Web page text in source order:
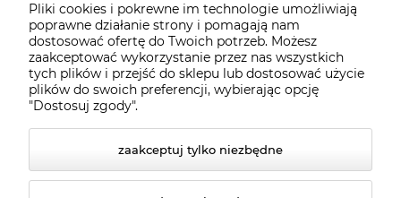
Pliki cookies i pokrewne im technologie umożliwiają
poprawne działanie strony i pomagają nam
dostosować ofertę do Twoich potrzeb. Możesz
zaakceptować wykorzystanie przez nas wszystkich
tych plików i przejść do sklepu lub dostosować użycie
plików do swoich preferencji, wybierając opcję
"Dostosuj zgody".
zaakceptuj tylko niezbędne